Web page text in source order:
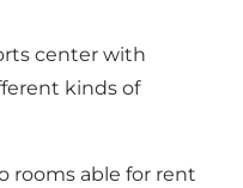
center with
kinds of
rooms able for rent